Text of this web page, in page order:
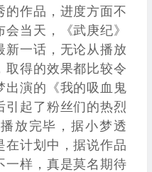
的作品，进度方面不
当天，《武庚纪》
新一话，无论从播放
取得的效果都比较令
出演的《我的吸血鬼
引起了粉丝们的热烈
放完毕，据小梦透
在计划中，据说作品
一样，真是莫名期待